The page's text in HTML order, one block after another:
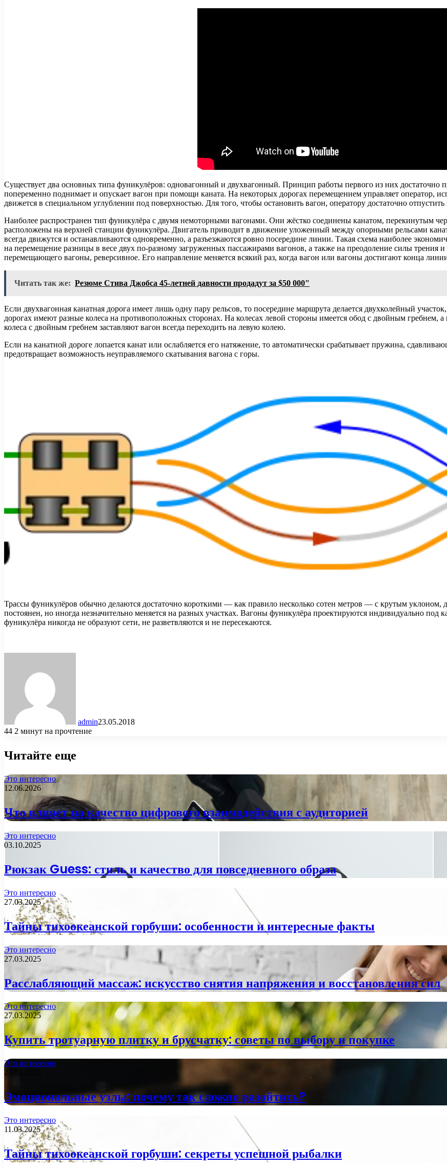
Существует два основных типа фуникулёров: одновагонный и двухвагонный. Принцип работы первого из них достаточно
попеременно поднимает и опускает вагон при помощи каната. На некоторых дорогах перемещением управляет оператор,
движется в специальном углублении под поверхностью. Для того, чтобы остановить вагон, оператору достаточно
Наиболее распространен тип фуникулёра с двумя немоторными вагонами. Они жёстко соединены канатом, перекинутым
расположены на верхней станции фуникулёра. Двигатель приводит в движение уложенный между опорными рельсами
всегда движутся и останавливаются одновременно, а разъезжаются ровно посередине линии. Такая схема наиболее
на перемещение разницы в весе двух по-разному загруженных пассажирами вагонов, а также на преодоление силы трения
перемещающего вагоны, реверсивное. Его направление меняется всякий раз, когда вагон или вагоны достигают конца
Читать так же: Резюме Стива Джобса 45-летней давности продадут за $50 000"
Если двухвагонная канатная дорога имеет лишь одну пару рельсов, то посередине маршрута делается двухколейный
дорогах имеют разные колеса на противоположных сторонах. На колесах левой стороны имеется обод с двойным
колеса с двойным гребнем заставляют вагон всегда переходить на левую колею.
Если на канатной дороге лопается канат или ослабляется его натяжение, то автоматически срабатывает пружина,
предотвращает возможность неуправляемого скатывания вагона с горы.
Трассы фуникулёров обычно делаются достаточно короткими — как правило несколько сотен метров — с крутым
постоянен, но иногда незначительно меняется на разных участках. Вагоны фуникулёра проектируются индивидуально
фуникулёра никогда не образуют сети, не разветвляются и не пересекаются.
admin23.05.2018
44 2 минут на прочтение
Читайте еще
Это интересно
12.06.2026
Что влияет на качество цифрового взаимодействия с аудиторией
Это интересно
03.10.2025
Рюкзак Guess: стиль и качество для повседневного образа
Это интересно
27.03.2025
Тайны тихоокеанской горбуши: особенности и интересные факты
Это интересно
27.03.2025
Расслабляющий массаж: искусство снятия напряжения и восстановления сил
Это интересно
27.03.2025
Купить тротуарную плитку и брусчатку: советы по выбору и покупке
Это интересно
27.03.2025
Эмоциональные узлы: почему так сложно разойтись?
Это интересно
11.03.2025
Тайны тихоокеанской горбуши: секреты успешной рыбалки